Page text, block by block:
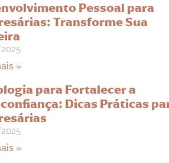
Pessoal para
Transforme Sua
»
para Fortalecer a
Dicas Práticas
»